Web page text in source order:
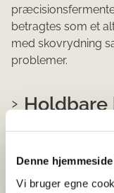
Denne
Vi bruger egne
betragtes som et
med skovrydning
problemer.
Holdbare
bedre
klima
2025